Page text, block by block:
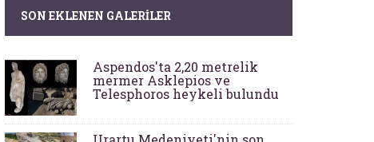
SON EKLENEN GALERILER
Aspendos'ta 2,20 metrelik
mermer Asklepios ve
Telesphoros heykeli bulundu